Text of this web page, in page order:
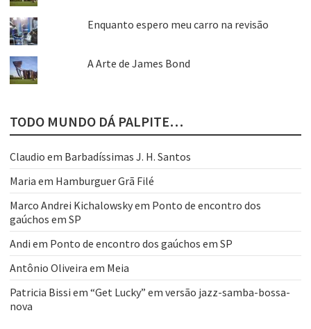
Enquanto espero meu carro na revisão
A Arte de James Bond
TODO MUNDO DÁ PALPITE…
Claudio em Barbadíssimas J. H. Santos
Maria em Hamburguer Grã Filé
Marco Andrei Kichalowskyem Ponto de encontro dos
gaúchos em SP
Andi em Ponto de encontro dos gaúchos em SP
Antônio Oliveira em Meia
Patricia Bissi em “Get Lucky” em versão jazz-samba-bossa-
nova